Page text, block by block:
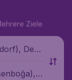
Ziele
Deut
T